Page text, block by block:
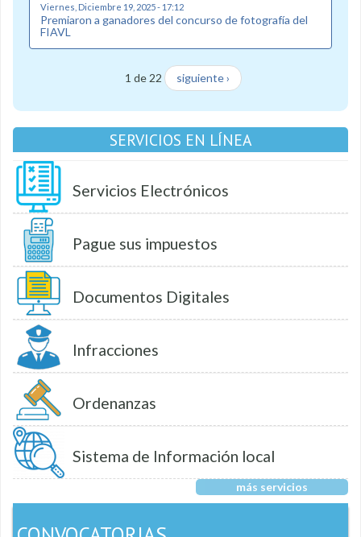
Viernes, Diciembre 19, 2025 - 17:12
Premiaron a ganadores del concurso de fotografía del
FIAVL
1 de 22 siguiente ›
SERVICIOS EN LÍNEA
Servicios Electrónicos
Pague sus impuestos
Documentos Digitales
Infracciones
Ordenanzas
Sistema de Información local
más servicios